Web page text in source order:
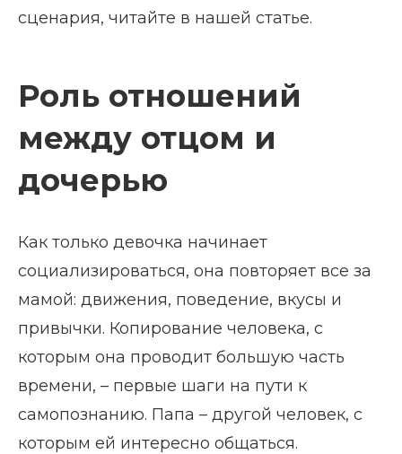
сценария, читайте в нашей статье.
Роль отношений
между отцом и
дочерью
Как только девочка начинает
социализироваться, она повторяет все за
мамой: движения, поведение, вкусы и
привычки. Копирование человека, с
которым она проводит большую часть
времени, – первые шаги на пути к
самопознанию. Папа – другой человек, с
которым ей интересно общаться.